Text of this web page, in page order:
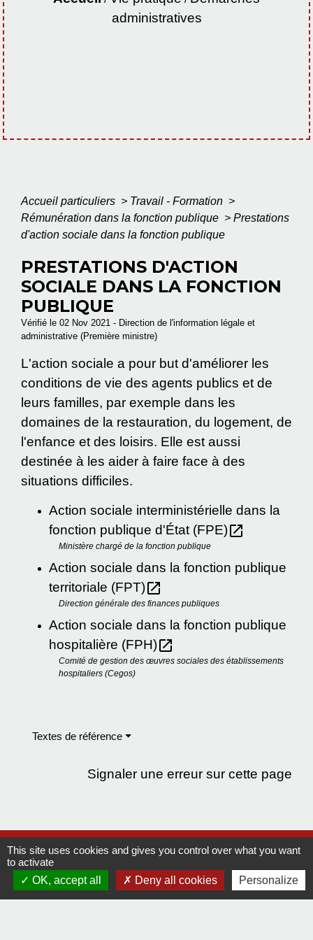
administratives
Accueil particuliers > Travail - Formation >
Rémunération dans la fonction publique > Prestations
d'action sociale dans la fonction publique
PRESTATIONS D'ACTION
SOCIALE DANS LA FONCTION
PUBLIQUE
Vérifié le 02 Nov 2021 - Direction de l'information légale et
administrative (Première ministre)
L'action sociale a pour but d'améliorer les
conditions de vie des agents publics et de
leurs familles, par exemple dans les
domaines de la restauration, du logement, de
l'enfance et des loisirs. Elle est aussi
destinée à les aider à faire face à des
situations difficiles.
Action sociale interministérielle dans la
fonction publique d'État (FPE)open_in_new
Ministère chargé de la fonction publique
Action sociale dans la fonction publique
territoriale (FPT)open_in_new
Direction générale des finances publiques
Action sociale dans la fonction publique
hospitalière (FPH)open_in_new
Comité de gestion des œuvres sociales des établissements
hospitaliers (Cegos)
Textes de référence
Signaler une erreur sur cette page
Contact
Comment joindre la mairie
This site uses cookies and gives you control over what you want
to activate
OK, accept all
Deny all cookies Personalize